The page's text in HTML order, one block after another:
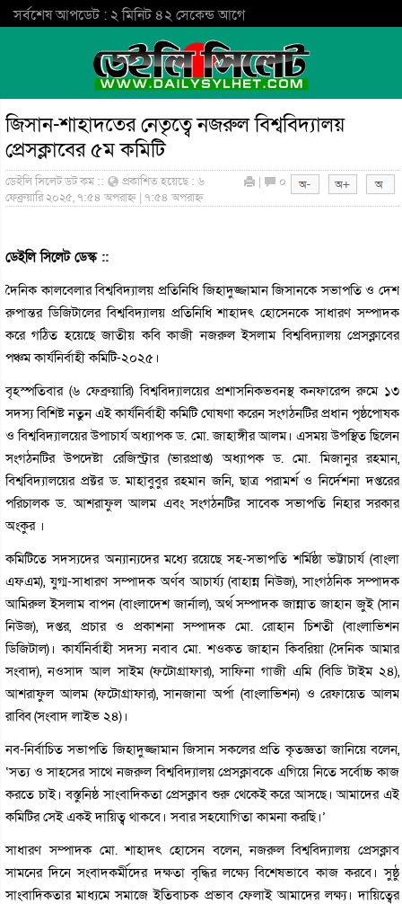
সর্বশেষ আপডেট : ২ মিনিট ৪২ সেকেন্ড আগে
জিসান-শাহাদতের নেতৃত্বে নজরুল বিশ্ববিদ্যালয়
প্রেসক্লাবের ৫ম কমিটি
ডেইলি সিলেট ডট কম ::
প্রকাশিত হয়েছে : ৬
ফেব্রুয়ারি ২০২৫, ৭:৫৪ অপরাহ্ন | ৭:৫৪ অপরাহ্ন
| ০
ডেইলি সিলেট ডেস্ক ::
দৈনিক কালবেলার বিশ্ববিদ্যালয় প্রতিনিধি জিহাদুজ্জামান জিসানকে সভাপতি ও দেশ
রুপান্তর ডিজিটালের বিশ্ববিদ্যালয় প্রতিনিধি শাহাদৎ হোসেনকে সাধারণ সম্পাদক
করে গঠিত হয়েছে জাতীয় কবি কাজী নজরুল ইসলাম বিশ্ববিদ্যালয় প্রেসক্লাবের
পঞ্চম কার্যনির্বাহী কমিটি-২০২৫।
বৃহস্পতিবার (৬ ফেব্রুয়ারি) বিশ্ববিদ্যালয়ের প্রশাসনিকভবনস্থ কনফারেন্স রুমে ১৩
সদস্য বিশিষ্ট নতুন এই কার্যনির্বাহী কমিটি ঘোষণা করেন সংগঠনটির প্রধান পৃষ্ঠপোষক
ও বিশ্ববিদ্যালয়ের উপাচার্য অধ্যাপক ড. মো. জাহাঙ্গীর আলম। এসময় উপস্থিত ছিলেন
সংগঠনটির উপদেষ্টা রেজিস্ট্রার (ভারপ্রাপ্ত) অধ্যাপক ড. মো. মিজানুর রহমান,
বিশ্ববিদ্যালয়ের প্রক্টর ড. মাহাবুবুর রহমান জনি, ছাত্র পরামর্শ ও নির্দেশনা দপ্তরের
পরিচালক ড. আশরাফুল আলম এবং সংগঠনটির সাবেক সভাপতি নিহার সরকার
অংকুর ।
কমিটিতে সদস্যদের অন্যান্যদের মধ্যে রয়েছে সহ-সভাপতি শর্মিষ্ঠা ভট্টাচার্য (বাংলা
এফএম), যুগ্ম-সাধারণ সম্পাদক অর্ণব আচার্য্য (বাহান্ন নিউজ), সাংগঠনিক সম্পাদক
আমিরুল ইসলাম বাপন (বাংলাদেশ জার্নাল), অর্থ সম্পাদক জান্নাত জাহান জুই (সান
নিউজ), দপ্তর, প্রচার ও প্রকাশনা সম্পাদক মো. রোহান চিশতী (বাংলাভিশন
ডিজিটাল)। কার্যনির্বাহী সদস্য নবাব মো. শওকত জাহান কিবরিয়া (দৈনিক আমার
সংবাদ), নওসাদ আল সাইম (ফটোগ্রাফার), সাফিনা গাজী এমি (বিডি টাইম ২৪),
আশরাফুল আলম (ফটোগ্রাফার), সানজানা অর্পা (বাংলাভিশন) ও রেফায়েত আলম
রাব্বি (সংবাদ লাইভ ২৪)।
নব-নির্বাচিত সভাপতি জিহাদুজ্জামান জিসান সকলের প্রতি কৃতজ্ঞতা জানিয়ে বলেন,
‘সত্য ও সাহসের সাথে নজরুল বিশ্ববিদ্যালয় প্রেসক্লাবকে এগিয়ে নিতে সর্বোচ্চ কাজ
করতে চাই। বস্তুনিষ্ঠ সাংবাদিকতা প্রেসক্লাব শুরু থেকেই করে আসছে। আমাদের এই
কমিটির সেই একই দায়িত্ব থাকবে। সবার সহযোগিতা কামনা করছি।’
সাধারণ সম্পাদক মো. শাহাদৎ হোসেন বলেন, নজরুল বিশ্ববিদ্যালয় প্রেসক্লাব
সামনের দিনে সংবাদকর্মীদের দক্ষতা বৃদ্ধির লক্ষ্যে বিশেষভাবে কাজ করবে। সুষ্ঠু
সাংবাদিকতার মাধ্যমে সমাজে ইতিবাচক প্রভাব ফেলাই আমাদের লক্ষ্য। দায়িত্বের